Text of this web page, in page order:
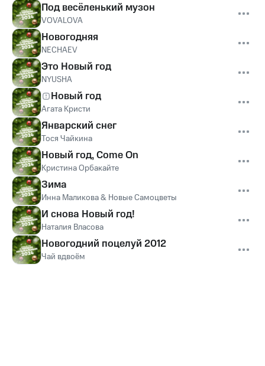
Под весёленький музон
VOVALOVA
Новогодняя
NECHAEV
Это Новый год
NYUSHA
Новый год
Агата Кристи
Январский снег
Тося Чайкина
Новый год, Come On
Кристина Орбакайте
Зима
Инна Маликова & Новые Самоцветы
И снова Новый год!
Наталия Власова
Новогодний поцелуй 2012
Чай вдвоём